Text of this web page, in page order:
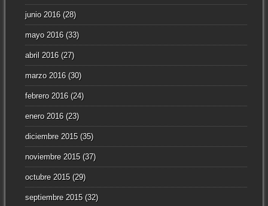
junio 2016(28)
mayo 2016(33)
abril 2016(27)
marzo 2016(30)
febrero 2016(24)
enero 2016(23)
diciembre 2015(35)
noviembre 2015(37)
octubre 2015(29)
septiembre 2015(32)